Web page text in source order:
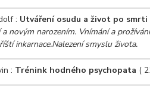
: Utváření osudu a život po smrti
novým narozením. Vnímání a
inkarnace.Nalezení smyslu života.
: Trénink hodného psychopata (